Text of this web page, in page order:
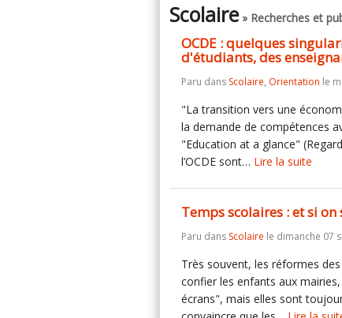
Scolaire» Recherches et
OCDE : quelques
d'étudiants, des
Paru dans Scolaire, Orientation le
"La transition vers une
la demande de compétences
"Education at a glance"
l’OCDE sont… Lire la suite
Temps scolaires : et si
Paru dans Scolaire le dimanche 07
Très souvent, les réformes
confier les enfants aux
écrans", mais elles sont